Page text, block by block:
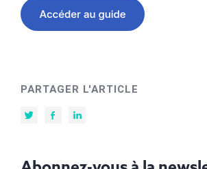
PARTAGER L'ARTICLE